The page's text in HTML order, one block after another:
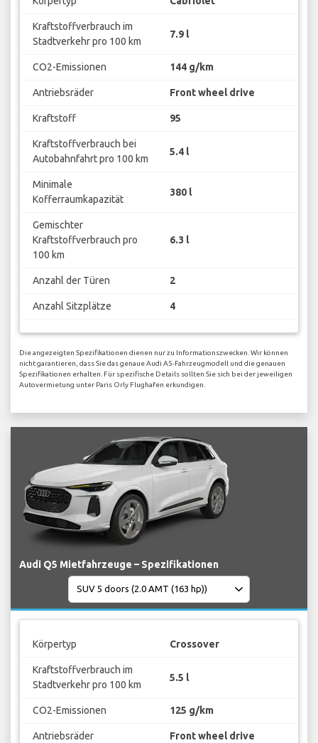
Kraftstoffverbrauch im
Stadtverkehr pro 100 km
7.9 l
CO2-Emissionen 144 g/km
Antriebsräder Front wheel drive
Kraftstoff 95
Kraftstoffverbrauch bei
Autobahnfahrt pro 100 km
5.4 l
Minimale
Kofferraumkapazität
380 l
Gemischter
Kraftstoffverbrauch pro
100 km
6.3 l
Anzahl der Türen 2
Anzahl Sitzplätze 4
Die angezeigten Spezifikationen dienen nur zu Informationszwecken. Wir können
nicht garantieren, dass Sie das genaue Audi A5-Fahrzeugmodell und die genauen
Spezifikationen erhalten. Für spezifische Details sollten Sie sich bei der jeweiligen
Autovermietung unter Paris Orly Flughafen erkundigen.
Audi Q5 Mietfahrzeuge – Spezifikationen
Körpertyp Crossover
Kraftstoffverbrauch im
Stadtverkehr pro 100 km
5.5 l
CO2-Emissionen 125 g/km
Antriebsräder Front wheel drive